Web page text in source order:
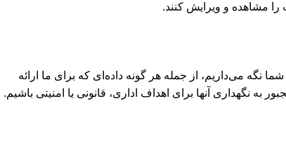
را مشاهده و ویرایش کنند.
نگه می‌داریم، از جمله هر گونه داده‌ای که برای ما ارائه
نگهداری آنها برای اهداف اداری، قانونی یا امنیتی باشیم.